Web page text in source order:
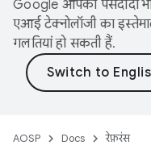
Google आपकी पसंदीदा
एआई टेक्नोलॉजी का
गलतियां हो सकती हैं.
AOSP Docs रेफ़रंस